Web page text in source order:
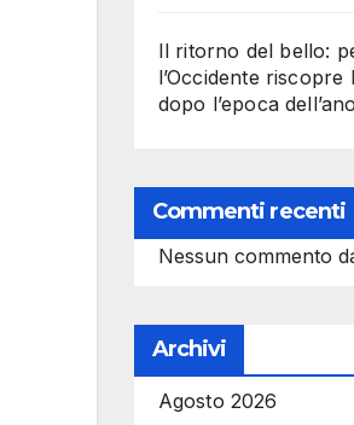
Il ritorno del bello:
l’Occidente riscopre
dopo l’epoca
Commenti recenti
Nessun commento
Archivi
Agosto 2026